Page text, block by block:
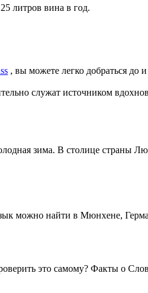
литров вина в год.
, вы можете легко добраться до
служат источником
зима. В столице страны
можно найти в Мюнхене,
это самому? Факты о